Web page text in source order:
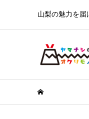
山梨の魅力を届